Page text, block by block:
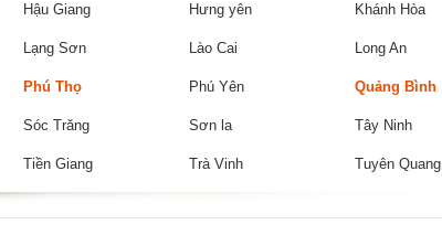
Hậu Giang Hưng yên Khánh Hòa
Lạng Sơn Lào Cai Long An
Phú Thọ Phú Yên Quảng Bình
Sóc Trăng Sơn la Tây Ninh
Tiền Giang Trà Vinh Tuyên Quang